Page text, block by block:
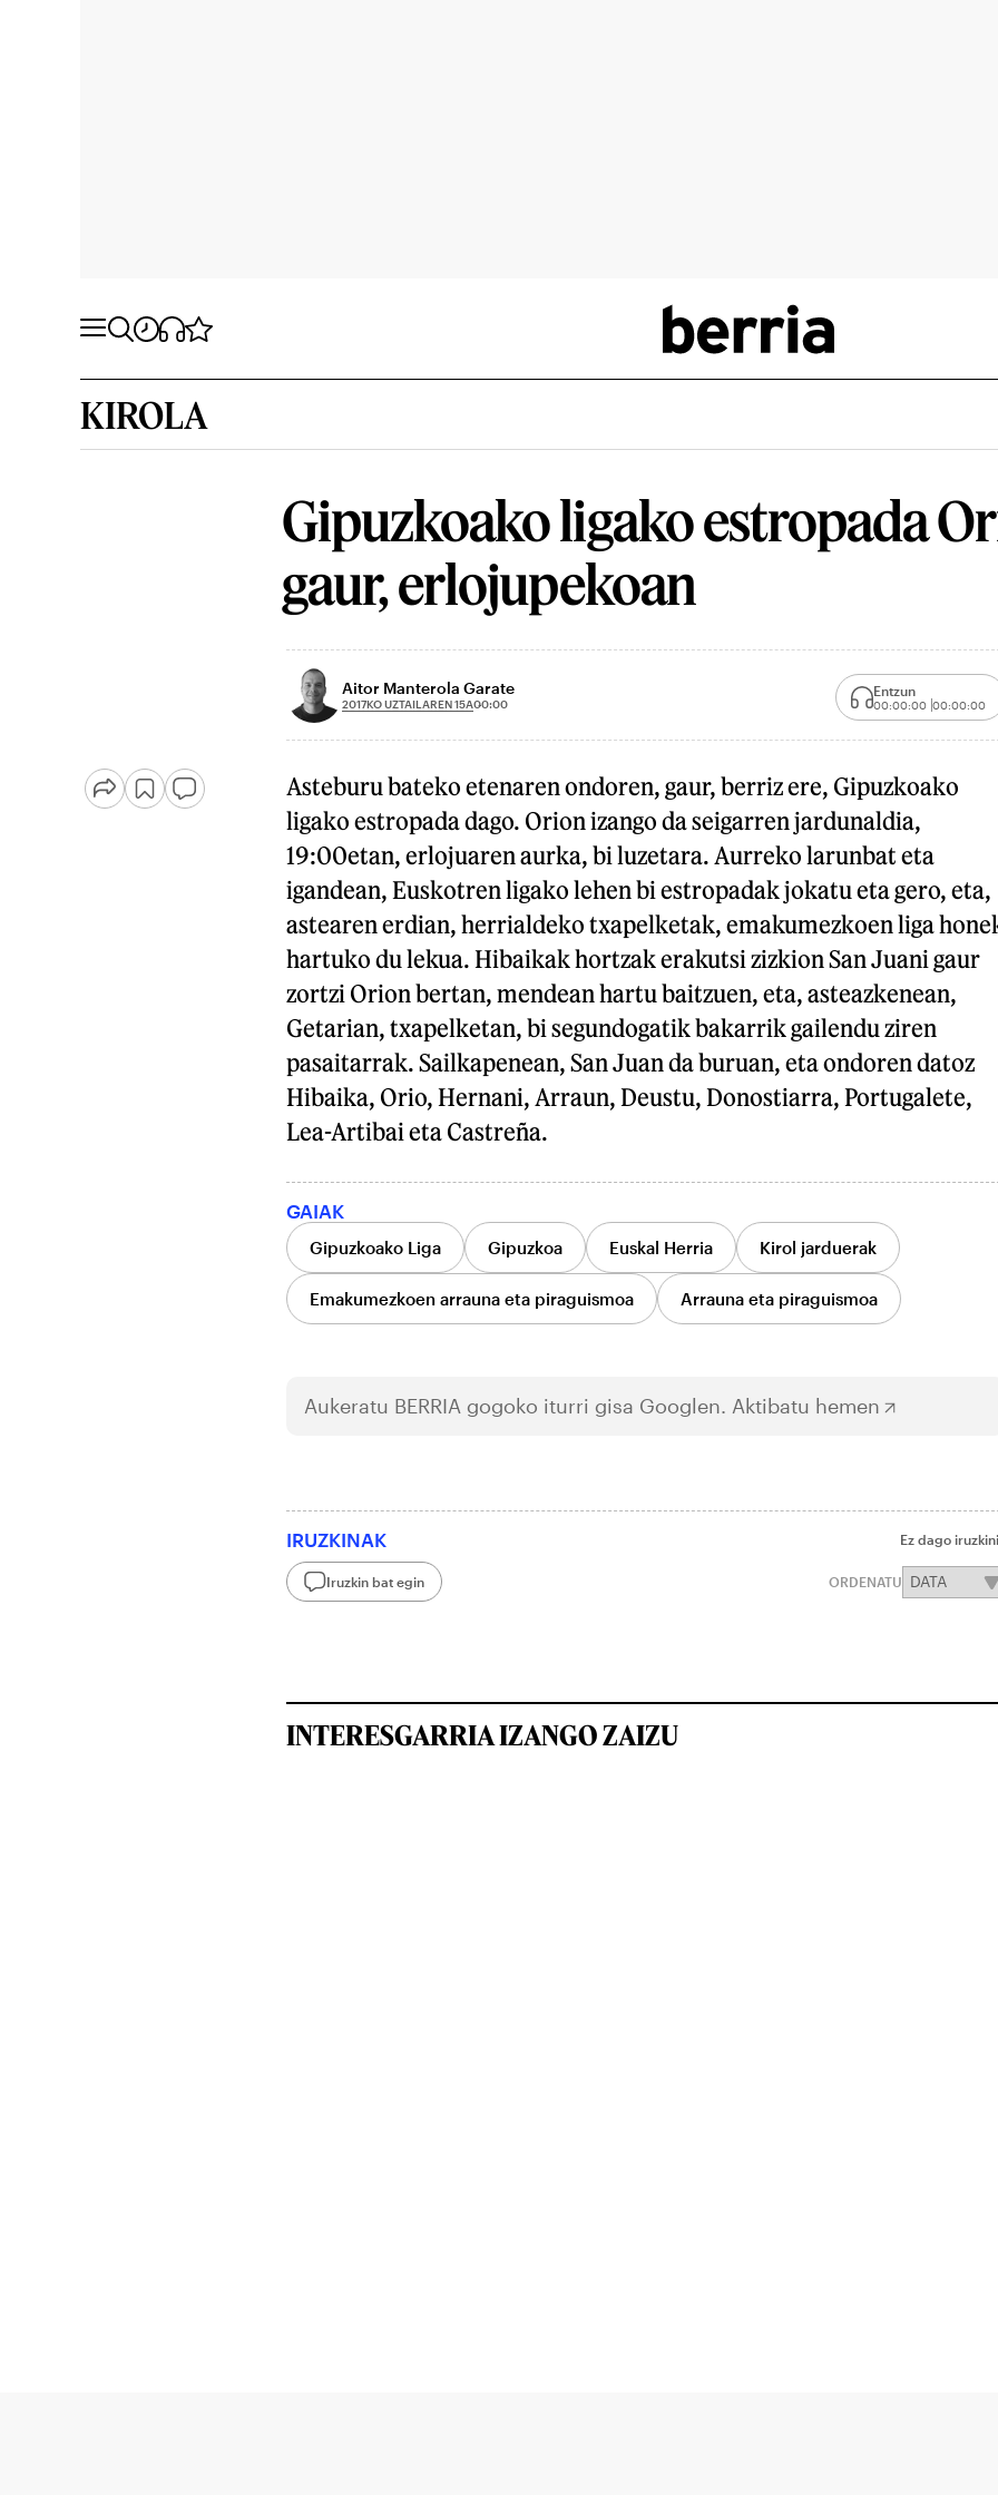
KIROLA
Gipuzkoako ligako estropada
gaur, erlojupekoan
Aitor Manterola Garate
2017KO UZTAILAREN 15A00:00
Entzun
00:00:00 00:00:00
Asteburu bateko etenaren ondoren, gaur, berriz ere, Gipuzkoako
ligako estropada dago. Orion izango da seigarren jardunaldia,
19:00etan, erlojuaren aurka, bi luzetara. Aurreko larunbat eta
igandean, Euskotren ligako lehen bi estropadak jokatu eta gero, eta,
astearen erdian, herrialdeko txapelketak, emakumezkoen liga
hartuko du lekua. Hibaikak hortzak erakutsi zizkion San Juani gaur
zortzi Orion bertan, mendean hartu baitzuen, eta, asteazkenean,
Getarian, txapelketan, bi segundogatik bakarrik gailendu ziren
pasaitarrak. Sailkapenean, San Juan da buruan, eta ondoren datoz
Hibaika, Orio, Hernani, Arraun, Deustu, Donostiarra, Portugalete,
Lea-Artibai eta Castreña.
GAIAK
Gipuzkoako Liga Gipuzkoa Euskal Herria Kirol jarduerak
Emakumezkoen arrauna eta piraguismoa Arrauna eta piraguismoa
Aukeratu BERRIA gogoko iturri gisa Googlen. Aktibatu hemen
IRUZKINAK Ez dago
Iruzkin bat egin ORDENATU
INTERESGARRIA IZANGO ZAIZU